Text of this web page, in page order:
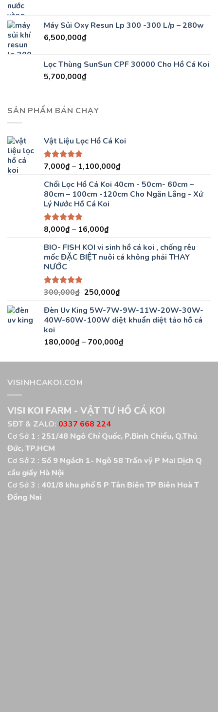
Máy Sủi Oxy Resun Lp 300 -300 L/p – 280w
6,500,000₫
Lọc Thùng SunSun CPF 30000 Cho Hồ Cá Koi
5,700,000₫
SẢN PHẨM BÁN CHẠY
Vật Liệu Lọc Hồ Cá Koi
Được xếp
5 sao
7,000₫– 1,100,000₫
Chổi Lọc Hồ Cá Koi 40cm - 50cm- 60cm –
80cm – 100cm -120cm Cho Ngăn Lắng - Xử
Lý Nước Hồ Cá Koi
Được xếp
5 sao
8,000₫– 16,000₫
BIO- FISH KOI vi sinh hồ cá koi , chống rêu
mốc ĐẶC BIỆT nuôi cá không phải THAY
NƯỚC
Được xếp
5 sao
300,000₫ Giá
là:
300,000₫.
250,000₫Giá
tại
là:
Đèn Uv King 5W-7W-9W-11W-20W-30W-
40W-60W-100W diệt khuẩn diệt tảo hồ cá
koi
180,000₫– 700,000₫
VISINHCAKOI.COM
VISI KOI FARM - VẬT TƯ HỒ CÁ KOI
SĐT & ZALO: 0337 668 224
Cơ Sở 1 : 251/48 Ngô Chí Quốc, P.Bình Chiểu, Q.Thủ
Đức, TP.HCM
Cơ Sở 2 : Số 9 Ngách 1- Ngõ 58 Trần vỹ P Mai Dịch Q
cầu giấy Hà Nội
Cơ Sở 3 : 401/8 khu phố 5 P Tân Biên TP Biên Hoà T
Đồng Nai